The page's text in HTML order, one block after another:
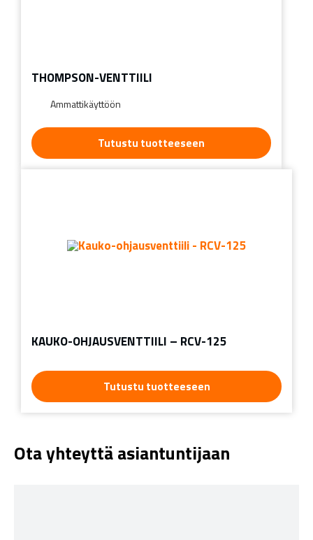
THOMPSON-VENTTIILI
Ammattikäyttöön
Tutustu tuotteeseen
KAUKO-OHJAUSVENTTIILI – RCV-125
Tutustu tuotteeseen
Ota yhteyttä asiantuntijaan